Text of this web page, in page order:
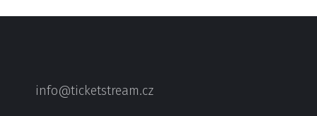
info@ticketstream.cz